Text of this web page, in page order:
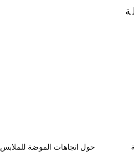
حول اتجاهات الموضة للملابس